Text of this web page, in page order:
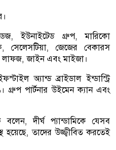
ইউনাইটেড গ্রুপ, মারিকো
সেলেসটিয়া, জেজের বেকারস
লাফজ, জাইন এবং মাইজা।
অ্যান্ড ব্রাইডাল ইন্ডাস্ট্রি
গ্রুপ পার্টনার উইমেন ক্যান এবং
দীর্ঘ প্যান্ডামিকে যেসব
হয়েছে, তাদের উজ্জ্বীবিত করতেই